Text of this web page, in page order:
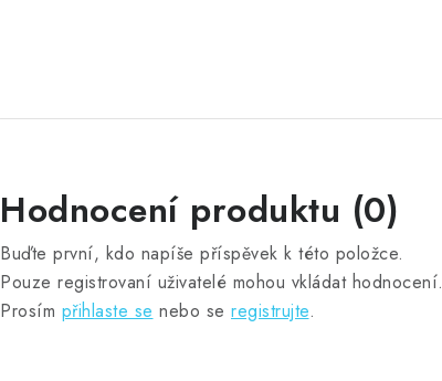
Hodnocení produktu (0)
Buďte první, kdo napíše příspěvek k této položce.
Pouze registrovaní uživatelé mohou vkládat hodnocení.
Prosím přihlaste se nebo se registrujte.